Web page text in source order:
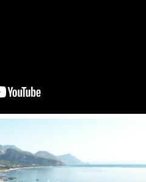
maks. 4+1 asm.+kūdikis,
mini virtuvėlė, 2
su negalia.
:negalimas.